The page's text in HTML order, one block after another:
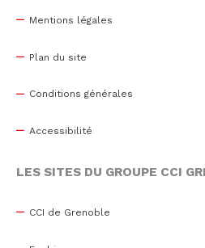
Mentions légales
Plan du site
Conditions générales
Accessibilité
LES SITES DU GROUPE CCI
CCI de Grenoble